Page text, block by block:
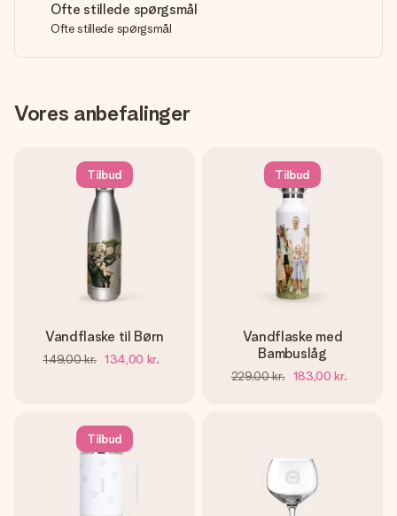
Ofte stillede spørgsmål
Ofte stillede spørgsmål
Vores anbefalinger
Tilbud
Vandflaske til Børn
149,00 kr. 134,00 kr.
Tilbud
Vandflaske med
Bambuslåg
229,00 kr. 183,00 kr.
Tilbud